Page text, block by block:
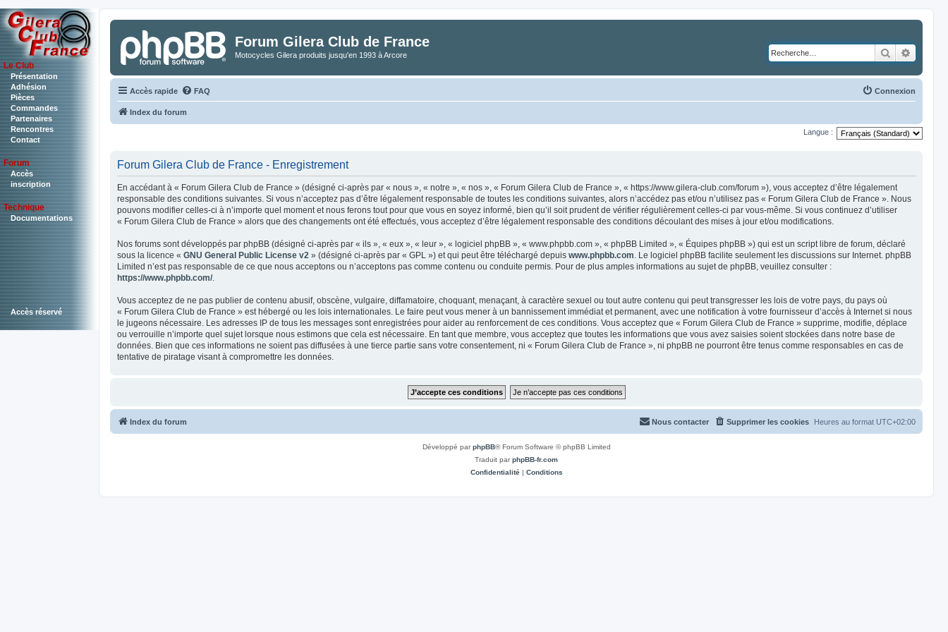
Le Club
Présentation
Adhésion
Pièces
Commandes
Partenaires
Rencontres
Contact
Forum
Accès
inscription
Technique
Documentations
Accès réservé
Forum Gilera Club de France
Motocycles Gilera produits jusqu'en 1993 à Arcore Rechercher
Accès rapide FAQ Connexion
Index du forum
Langue :
Forum Gilera Club de France - Enregistrement
En accédant à « Forum Gilera Club de France » (désigné ci-après par « nous », « notre », « nos », « Forum Gilera Club de France », « https://www.gilera-club.com/forum »), vous acceptez d’être légalement
responsable des conditions suivantes. Si vous n’acceptez pas d’être légalement responsable de toutes les conditions suivantes, alors n’accédez pas et/ou n’utilisez pas « Forum Gilera Club de France ». Nous
pouvons modifier celles-ci à n’importe quel moment et nous ferons tout pour que vous en soyez informé, bien qu’il soit prudent de vérifier régulièrement celles-ci par vous-même. Si vous continuez d’utiliser
« Forum Gilera Club de France » alors que des changements ont été effectués, vous acceptez d’être légalement responsable des conditions découlant des mises à jour et/ou modifications.
Nos forums sont développés par phpBB (désigné ci-après par « ils », « eux », « leur », « logiciel phpBB », « www.phpbb.com », « phpBB Limited », « Équipes phpBB ») qui est un script libre de forum, déclaré
sous la licence « GNU General Public License v2 » (désigné ci-après par « GPL ») et qui peut être téléchargé depuis www.phpbb.com. Le logiciel phpBB facilite seulement les discussions sur Internet. phpBB
Limited n’est pas responsable de ce que nous acceptons ou n’acceptons pas comme contenu ou conduite permis. Pour de plus amples informations au sujet de phpBB, veuillez consulter :
https://www.phpbb.com/.
Vous acceptez de ne pas publier de contenu abusif, obscène, vulgaire, diffamatoire, choquant, menaçant, à caractère sexuel ou tout autre contenu qui peut transgresser les lois de votre pays, du pays où
« Forum Gilera Club de France » est hébergé ou les lois internationales. Le faire peut vous mener à un bannissement immédiat et permanent, avec une notification à votre fournisseur d’accès à Internet si nous
le jugeons nécessaire. Les adresses IP de tous les messages sont enregistrées pour aider au renforcement de ces conditions. Vous acceptez que « Forum Gilera Club de France » supprime, modifie, déplace
ou verrouille n’importe quel sujet lorsque nous estimons que cela est nécessaire. En tant que membre, vous acceptez que toutes les informations que vous avez saisies soient stockées dans notre base de
données. Bien que ces informations ne soient pas diffusées à une tierce partie sans votre consentement, ni « Forum Gilera Club de France », ni phpBB ne pourront être tenus comme responsables en cas de
tentative de piratage visant à compromettre les données.
Index du forum Heures au format UTC+02:00
Supprimer les cookies
Nous contacter
Développé parphpBB® Forum Software © phpBB Limited
Traduit parphpBB-fr.com
Confidentialité| Conditions